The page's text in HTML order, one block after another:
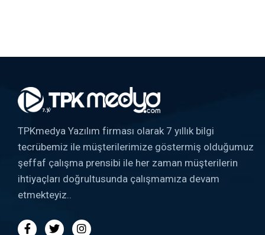
TPKmedya Yazılım firması olarak 7 yıllık bilgi
tecrübemiz ile müşterilerimize göstermiş olduğumuz
şeffaf çalışma prensibi ile her zaman müşterilerin
ihtiyaçları doğrultusunda çalışmamıza devam
etmekteyiz..